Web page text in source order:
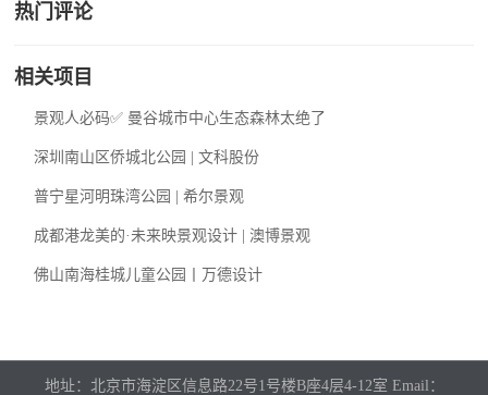
热门评论
相关项目
景观人必码✅ 曼谷城市中心生态森林太绝了
深圳南山区侨城北公园 | 文科股份
普宁星河明珠湾公园 | 希尔景观
成都港龙美的·未来映景观设计 | 澳博景观
佛山南海桂城儿童公园丨万德设计
地址：北京市海淀区信息路22号1号楼B座4层4-12室 Email：